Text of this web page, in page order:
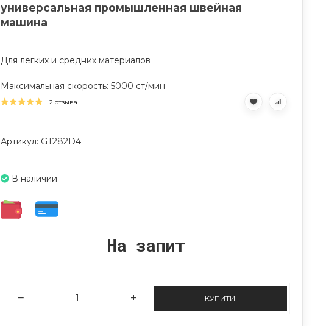
универсальная промышленная швейная
машина
Для легких и средних материалов
Максимальная скорость: 5000 ст/мин
2 отзыва
Артикул: GT282D4
В наличии
На запит
КУПИТИ